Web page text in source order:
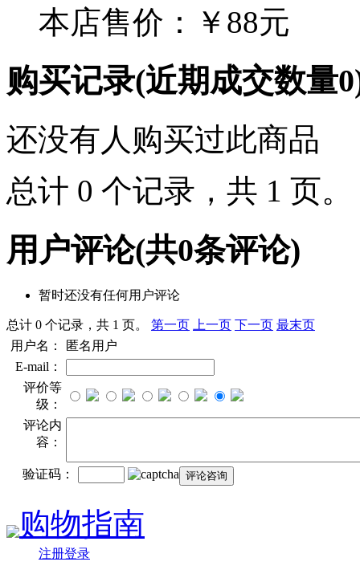
本店售价：
￥88元
购买记录(近期成交数量0
还没有人购买过此商品
总计 0 个记录，共 1 页。
用户评论(共0条评论)
暂时还没有任何用户评论
总计 0 个记录，共 1 页。 第一页 上一页 下一页 最末页
用户名：
匿名用户
E-mail：
评价等
级：
评论内
容：
验证码：
购物指南
注册登录